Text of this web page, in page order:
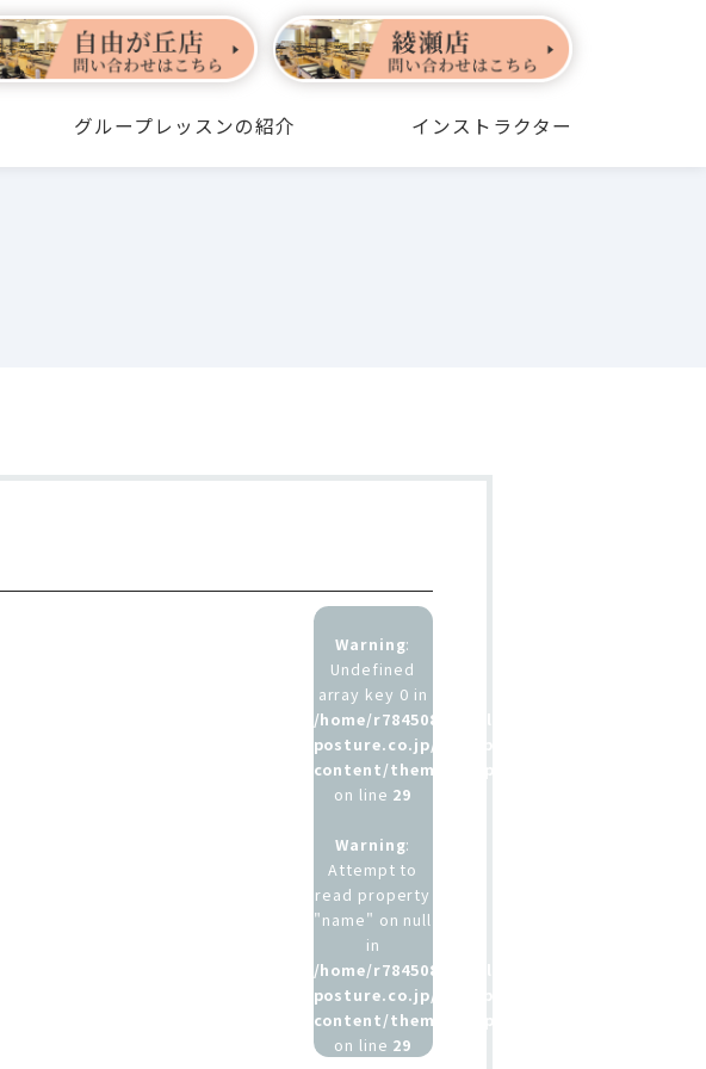
グループレッスンの紹介 インストラクター
Warning:
Undefined
array key 0 in
/home/r7845083/public_html/b-
posture.co.jp/wp/wp-
content/themes/b_posture/single.php
on line 29
Warning:
Attempt to
read property
"name" on null
in
/home/r7845083/public_html/b-
posture.co.jp/wp/wp-
content/themes/b_posture/single.php
on line 29